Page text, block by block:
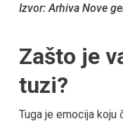
Izvor: Arhiva Nove
Zašto je
tuzi?
Tuga je emocija koju